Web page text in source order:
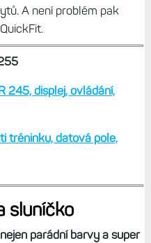
A není problém pak
245, displej, ovládání,
tréninku, datová pole,
sluníčko
parádní barvy a super